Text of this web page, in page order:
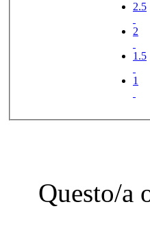
2.5
2
1.5
1
Questo/a